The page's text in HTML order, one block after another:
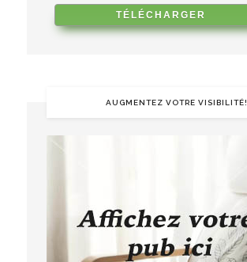
AUGMENTEZ VOTRE VISIBILITÉ!